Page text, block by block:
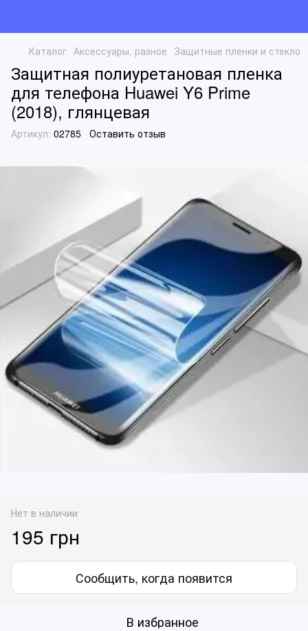
Каталог Аксессуары, разное Защитные пленки и стекло
Защитная полиуретановая пленка
для телефона Huawei Y6 Prime
(2018), глянцевая
Артикул: 02785 Оставить отзыв
Нет в наличии
195 грн
Сообщить, когда появится
В избранное